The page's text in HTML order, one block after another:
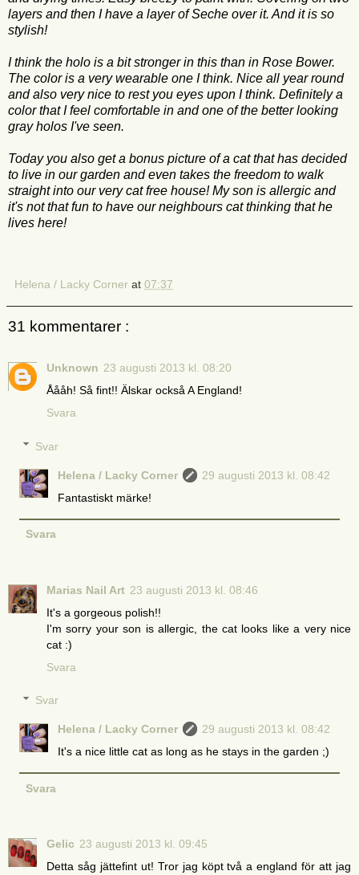
layers and then I have a layer of Seche over it. And it is so
stylish!
I think the holo is a bit stronger in this than in Rose Bower.
The color is a very wearable one I think. Nice all year round
and also very nice to rest you eyes upon I think. Definitely a
color that I feel comfortable in and one of the better looking
gray holos I've seen.
Today you also get a bonus picture of a cat that has decided
to live in our garden and even takes the freedom to walk
straight into our very cat free house! My son is allergic and
it's not that fun to have our neighbours cat thinking that he
lives here!
Helena / Lacky Corner at 07:37
31 kommentarer :
Unknown 23 augusti 2013 kl. 08:20
Åååh! Så fint!! Älskar också A England!
Svara
Svar
Helena / Lacky Corner
29 augusti 2013 kl. 08:42
Fantastiskt märke!
Svara
Marias Nail Art 23 augusti 2013 kl. 08:46
It's a gorgeous polish!!
I'm sorry your son is allergic, the cat looks like a very nice
cat :)
Svara
Svar
Helena / Lacky Corner
29 augusti 2013 kl. 08:42
It's a nice little cat as long as he stays in the garden ;)
Svara
Gelic 23 augusti 2013 kl. 09:45
Detta såg jättefint ut! Tror jag köpt två a england för att jag